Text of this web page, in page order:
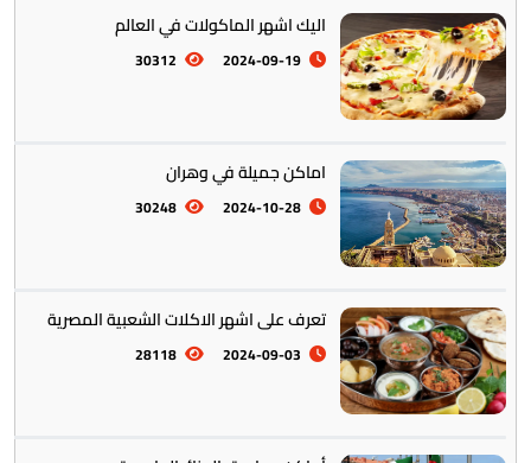
التراث والتقاليد
المأكولات العالمية
تخطيط الرحلات والتنقل
اليك اشهر الماكولات في العالم
2024-09-19
30312
اماكن جميلة في وهران
2024-10-28
30248
تعرف على اشهر الاكلات الشعبية المصرية
2024-09-03
28118